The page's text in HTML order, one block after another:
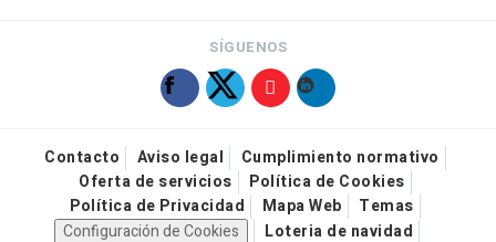
SÍGUENOS
Contacto Aviso legal
Cumplimiento normativo
Oferta de servicios
Política de Cookies
Política de Privacidad
Mapa Web
Temas
Configuración de Cookies
Loteria de navidad